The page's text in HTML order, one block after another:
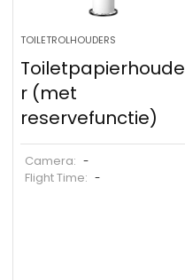
TOILETROLHOUDERS
Toiletpapierhoude
r (met
reservefunctie)
Camera: -
Flight Time: -